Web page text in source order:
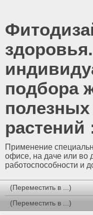
подбора
растений
Применение
офисе, на даче или во
работоспособности и